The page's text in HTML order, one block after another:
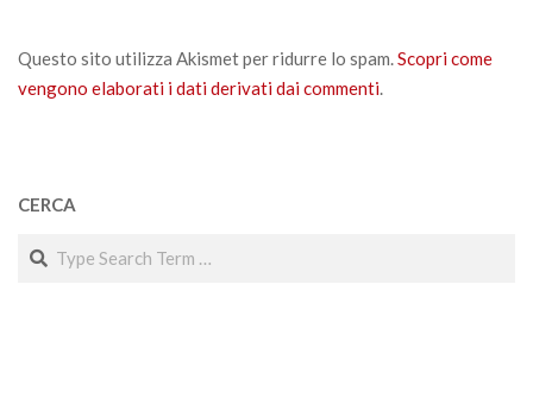
Questo sito utilizza Akismet per ridurre lo spam.Scopri come
vengono elaborati i dati derivati dai commenti.
CERCA
Search